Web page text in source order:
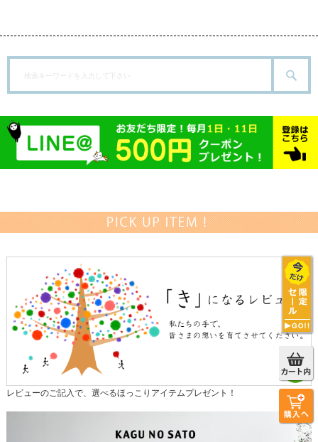
レビューのご記入で、選べるほっこりアイテムプレゼント！